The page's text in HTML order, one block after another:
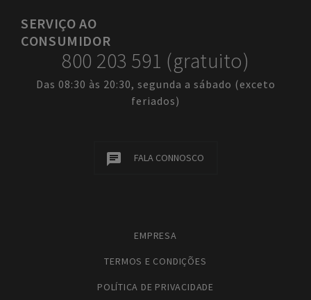
SERVIÇOAO
CONSUMIDOR
800 203 591 (gratuito)
Das 08:30 às 20:30, segunda a sábado (exceto
feriados)
FALA CONNOSCO
EMPRESA
TERMOS E CONDIÇÕES
POLÍTICA DE PRIVACIDADE